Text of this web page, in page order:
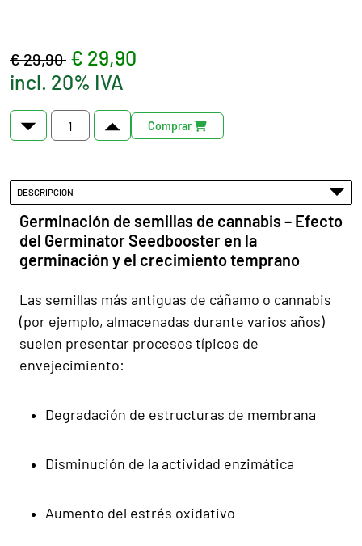
€ 29,90 € 29,90
incl. 20% IVA
Comprar
DESCRIPCIÓN
Germinación de semillas de cannabis – Efecto
del Germinator Seedbooster en la
germinación y el crecimiento temprano
Las semillas más antiguas de cáñamo o cannabis
(por ejemplo, almacenadas durante varios años)
suelen presentar procesos típicos de
envejecimiento:
Degradación de estructuras de membrana
Disminución de la actividad enzimática
Aumento del estrés oxidativo